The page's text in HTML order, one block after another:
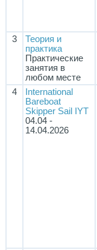
3
Теория и
практика
Практические
занятия в
любом месте
4
International
Bareboat
Skipper Sail IYT
04.04 -
14.04.2026